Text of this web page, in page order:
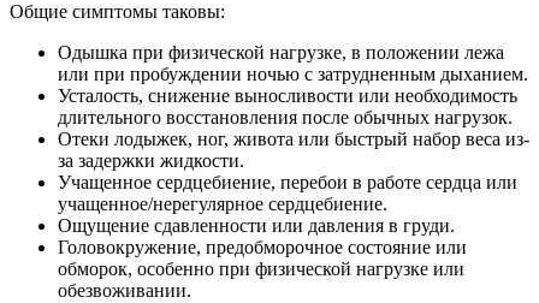
Общие симптомы таковы:
Одышка при физической нагрузке, в положении лежа
или при пробуждении ночью с затрудненным дыханием.
Усталость, снижение выносливости или необходимость
длительного восстановления после обычных нагрузок.
Отеки лодыжек, ног, живота или быстрый набор веса из-
за задержки жидкости.
Учащенное сердцебиение, перебои в работе сердца или
учащенное/нерегулярное сердцебиение.
Ощущение сдавленности или давления в груди.
Головокружение, предобморочное состояние или
обморок, особенно при физической нагрузке или
обезвоживании.